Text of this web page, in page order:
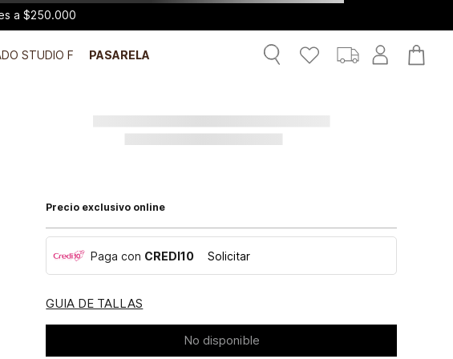
a $250.000
STUDIO F PASARELA
Precio exclusivo online
Paga con CREDI10 Solicitar
GUIA DE TALLAS
No disponible